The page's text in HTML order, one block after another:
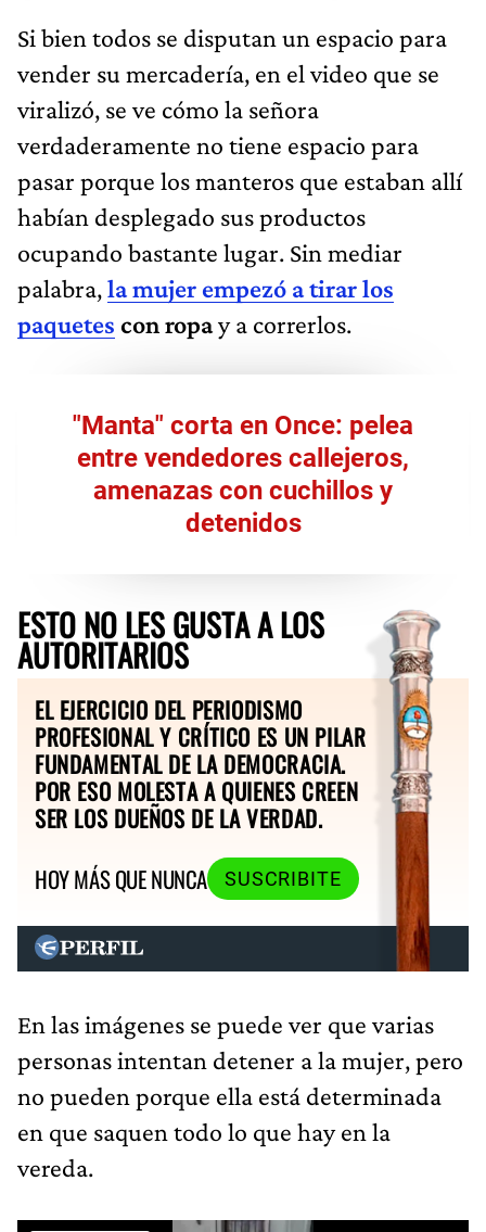
Si bien todos se disputan un espacio para
vender su mercadería, en el video que se
viralizó, se ve cómo la señora
verdaderamente no tiene espacio para
pasar porque los manteros que estaban allí
habían desplegado sus productos
ocupando bastante lugar. Sin mediar
palabra,la mujer empezó a tirar los
paquetes con ropay a correrlos.
"Manta" corta en Once: pelea
entre vendedores callejeros,
amenazas con cuchillos y
detenidos
ESTO NO LES GUSTA A LOS
AUTORITARIOS
EL EJERCICIO DEL PERIODISMO
PROFESIONAL Y CRÍTICO ES UN PILAR
FUNDAMENTAL DE LA DEMOCRACIA.
POR ESO MOLESTA A QUIENES CREEN
SER LOS DUEÑOS DE LA VERDAD.
HOY MÁS QUE NUNCA
SUSCRIBITE
En las imágenes se puede ver que varias
personas intentan detener a la mujer, pero
no pueden porque ella está determinada
en que saquen todo lo que hay en la
vereda.